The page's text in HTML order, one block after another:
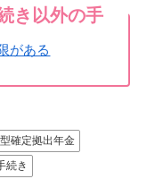
き以外の手
がある
確定拠出年金
続き